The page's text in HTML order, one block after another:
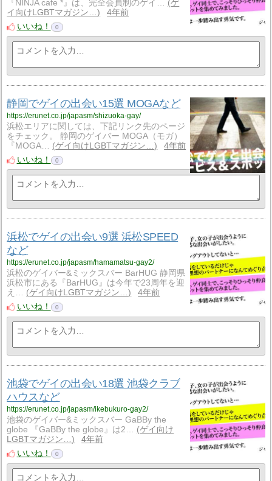
『NINJA cafe *』は、完全会員制のゲイ…
ゲ
イ向けLGBTマガジン…
4年前
いいね！
0
静岡でゲイの出会い15選 MOGAなど
https://erunet.co.jp/japasm/shizuoka-gay/
浜松エリアに関しては、下記リンク先のページ
をチェック。 静岡のゲイバー MOGA（モガ）
『MOGA…
ゲイ向けLGBTマガジン…
4年前
いいね！
0
浜松でゲイの出会い9選 浜松SPEED
など
https://erunet.co.jp/japasm/hamamatsu-gay2/
浜松のゲイバー&ミックスバー BarHUG 静岡県
浜松市にある『BarHUG』は今年で23周年を迎
え…
ゲイ向けLGBTマガジン…
4年前
いいね！
0
池袋でゲイの出会い18選 池袋クラブ
ハウスなど
https://erunet.co.jp/japasm/ikebukuro-gay2/
池袋のゲイバー&ミックスバー GaBBy the
globe 『GaBBy the globe』は2…
ゲイ向け
LGBTマガジン…
4年前
いいね！
0